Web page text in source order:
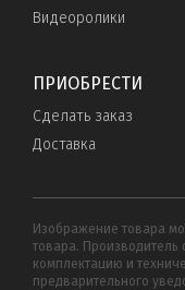
Видеоролики
ПРИОБРЕСТИ
Сделать заказ
Доставка
Изображение товара
товара. Производитель
комплектацию и
предварительного